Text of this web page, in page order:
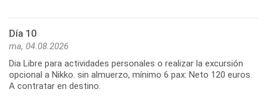
Día 10
ma, 04.08.2026
Dia Libre para actividades personales o realizar la excursión
opcional a Nikko. sin almuerzo, mínimo 6 pax: Neto 120 euros.
A contratar en destino.